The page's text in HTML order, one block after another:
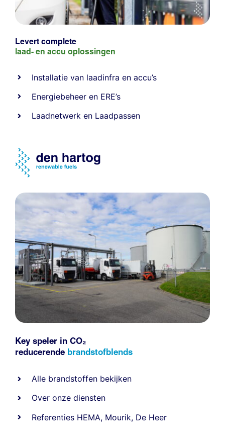
Levert complete
laad- en accu oplossingen
Installatie van laadinfra en accu’s
Energiebeheer en ERE’s
Laadnetwerk en Laadpassen
Key speler in CO₂
reducerende brandstofblends
Alle brandstoffen bekijken
Over onze diensten
Referenties HEMA, Mourik, De Heer